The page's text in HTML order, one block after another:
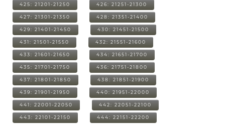
425: 21201-21250 426: 21251-21300
427: 21301-21350 428: 21351-21400
429: 21401-21450 430: 21451-21500
431: 21501-21550 432: 21551-21600
433: 21601-21650 434: 21651-21700
435: 21701-21750 436: 21751-21800
437: 21801-21850 438: 21851-21900
439: 21901-21950 440: 21951-22000
441: 22001-22050 442: 22051-22100
443: 22101-22150 444: 22151-22200